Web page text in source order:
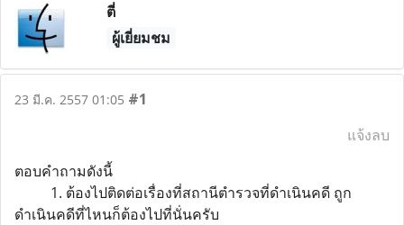
ตี่
ผู้เยี่ยมชม
23 มี.ค. 2557 01:05 #1
แจ้งลบ
ตอบคำถามดังนี้
1. ต้องไปติดต่อเรื่องที่สถานีตำรวจที่ดำเนินคดี ถูก
ดำเนินคดีที่ไหนก็ต้องไปที่นั่นครับ